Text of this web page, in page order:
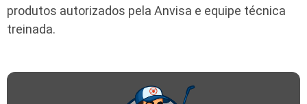
produtos autorizados pela Anvisa e equipe técnica
treinada.